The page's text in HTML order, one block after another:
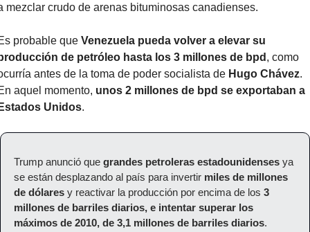
mezclar crudo de arenas bituminosas canadienses.
probable que Venezuela pueda volver a elevar su
de petróleo hasta los 3 millones de bpd , como
antes de la toma de poder socialista de Hugo Chávez.
aquel momento, unos 2 millones de bpd se exportaban a
Unidos.
Trump anunció que grandes petroleras estadounidenses ya
se están desplazando al país para invertir miles de millones
de dólares y reactivar la producción por encima de los 3
millones de barriles diarios, e intentar superar los
máximos de 2010, de 3,1 millones de barriles diarios.